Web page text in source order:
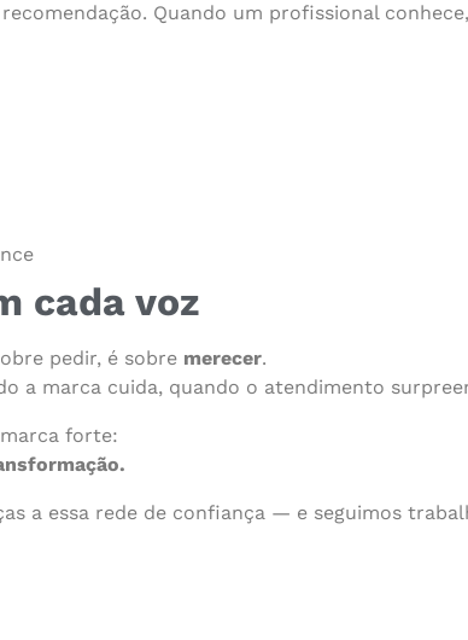
Quando um profissional
cada voz
pedir, é sobre merecer.
a marca cuida, quando o atendimento
forte:
a essa rede de confiança — e seguimos